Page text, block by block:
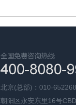
北京(总部)：010-
朝阳区永安东里16号